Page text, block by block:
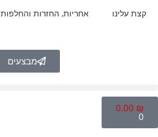
קצת עלינו אחריות, החזרות והחלפות
מבצעים
0.00 ₪
0